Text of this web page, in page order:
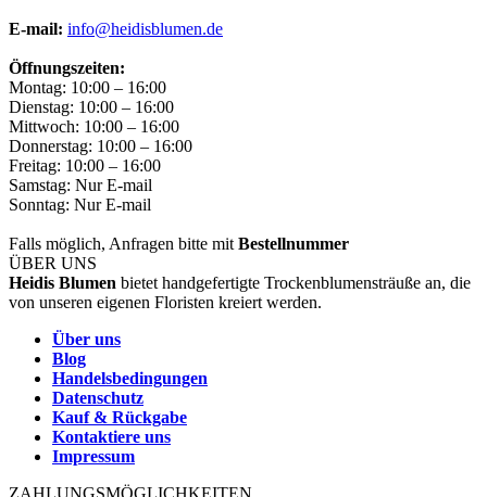
E-mail: info@heidisblumen.de
Öffnungszeiten:
Montag: 10:00 – 16:00
Dienstag: 10:00 – 16:00
Mittwoch: 10:00 – 16:00
Donnerstag: 10:00 – 16:00
Freitag: 10:00 – 16:00
Samstag: Nur E-mail
Sonntag: Nur E-mail
Falls möglich, Anfragen bitte mit Bestellnummer
ÜBER UNS
Heidis Blumen bietet handgefertigte Trockenblumensträuße an, die
von unseren eigenen Floristen kreiert werden.
Über uns
Blog
Handelsbedingungen
Datenschutz
Kauf & Rückgabe
Kontaktiere uns
Impressum
ZAHLUNGSMÖGLICHKEITEN